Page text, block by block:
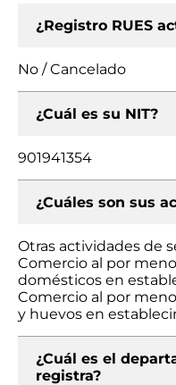
¿Registro RUES
No / Cancelado
¿Cuál es su NIT?
901941354
¿Cuáles son sus
Otras actividades de
Comercio al por
domésticos en
Comercio al por
y huevos en
¿Cuál es el
registra?